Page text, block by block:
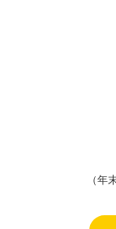
（年